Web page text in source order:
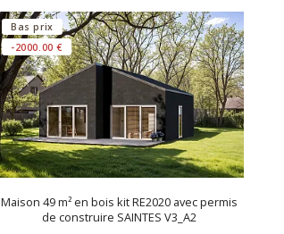
Bas prix
-2000.00 €
Maison 49 m² en bois kit RE2020 avec permis
de construire SAINTES V3_A2